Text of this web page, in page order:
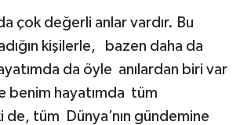
çok değerli anlar vardır. Bu
kişilerle, bazen daha da
da öyle anılardan biri var
benim hayatımda tüm
de, tüm Dünya’nın gündemine